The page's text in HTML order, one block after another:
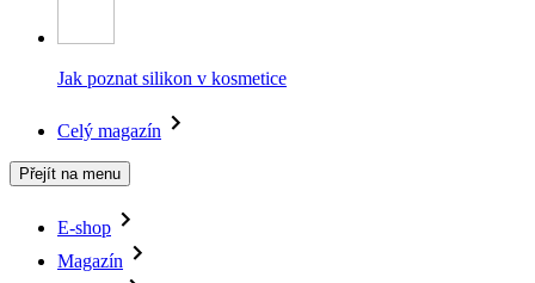
Jak poznat silikon v kosmetice
Celý magazín
Přejít na menu
E-shop
Magazín